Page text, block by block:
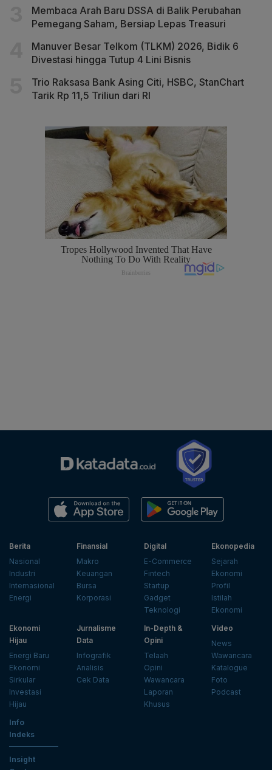
Membaca Arah Baru DSSA di Balik Perubahan
Pemegang Saham, Bersiap Lepas Treasuri
Manuver Besar Telkom (TLKM) 2026, Bidik 6
Divestasi hingga Tutup 4 Lini Bisnis
Trio Raksasa Bank Asing Citi, HSBC, StanChart
Tarik Rp 11,5 Triliun dari RI
Berita
Nasional
Industri
Internasional
Energi
Finansial
Makro
Keuangan
Bursa
Korporasi
Digital
E-Commerce
Fintech
Startup
Gadget
Teknologi
Ekonopedia
Sejarah
Ekonomi
Profil
Istilah
Ekonomi
Ekonomi
Hijau
Energi Baru
Ekonomi
Sirkular
Investasi
Hijau
Jurnalisme
Data
Infografik
Analisis
Cek Data
In-Depth &
Opini
Telaah
Opini
Wawancara
Laporan
Khusus
Video
News
Wawancara
Katalogue
Foto
Podcast
Info
Indeks
Insight